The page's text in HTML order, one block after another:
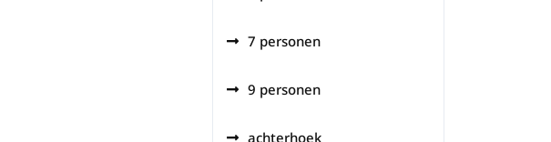
7 personen
9 personen
achterhoek